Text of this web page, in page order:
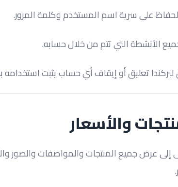
على سرية اسم المستخدم وكلمة المرور.
الأنشطة التي تتم من خلال حسابه.
تعليق أو إيقاف أي حساب يثبت استخدامه
والأسعار
عرض جميع المنتجات والمواصفات والصور